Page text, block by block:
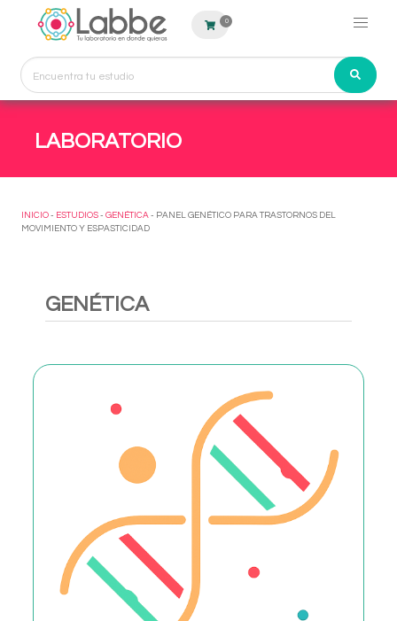
0
LABORATORIO
INICIO - ESTUDIOS - GENÉTICA - PANEL GENÉTICO PARA TRASTORNOS DEL
MOVIMIENTO Y ESPASTICIDAD
GENÉTICA